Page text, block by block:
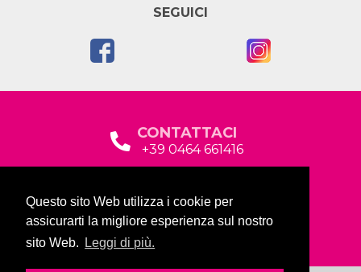
Questo sito Web utilizza i cookie per
assicurarti la migliore esperienza sul nostro
sito Web.
Leggi di più.
SEGUICI
CONTATTACI
+39 0464 661416
Via Baltera, 19
38066 Riva del Garda (TN)